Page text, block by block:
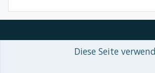
Forum software by XenForo™© 2010-2018
Diese Seite